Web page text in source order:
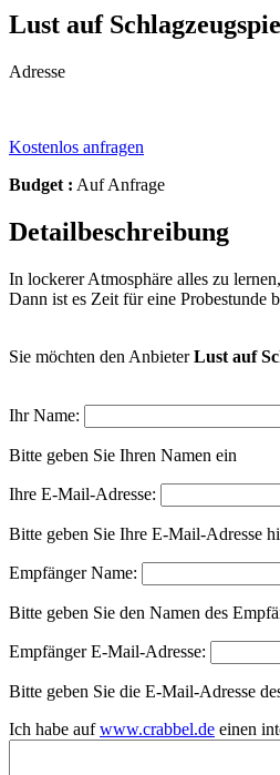
Lust auf
Adresse
Kostenlos anfragen
Budget : Auf Anfrage
Detailbeschreibung
In lockerer Atmosphäre alles zu
Dann ist es Zeit für eine Probestunde
Sie möchten den AnbieterLust auf
Ihr Name:
Bitte geben Sie Ihren Namen ein
Ihre E-Mail-Adresse:
Bitte geben Sie Ihre E-Mail-Adresse
Empfänger Name:
Bitte geben Sie den Namen des
Empfänger E-Mail-Adresse:
Bitte geben Sie die E-Mail-Adresse
Ich habe aufwww.crabbel.de einen